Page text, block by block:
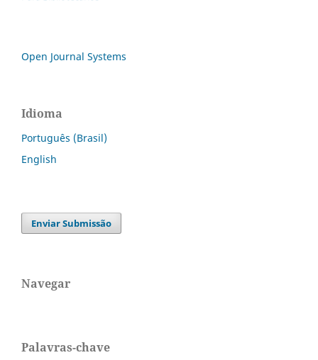
Open Journal Systems
Idioma
Português (Brasil)
English
Enviar Submissão
Navegar
Palavras-chave